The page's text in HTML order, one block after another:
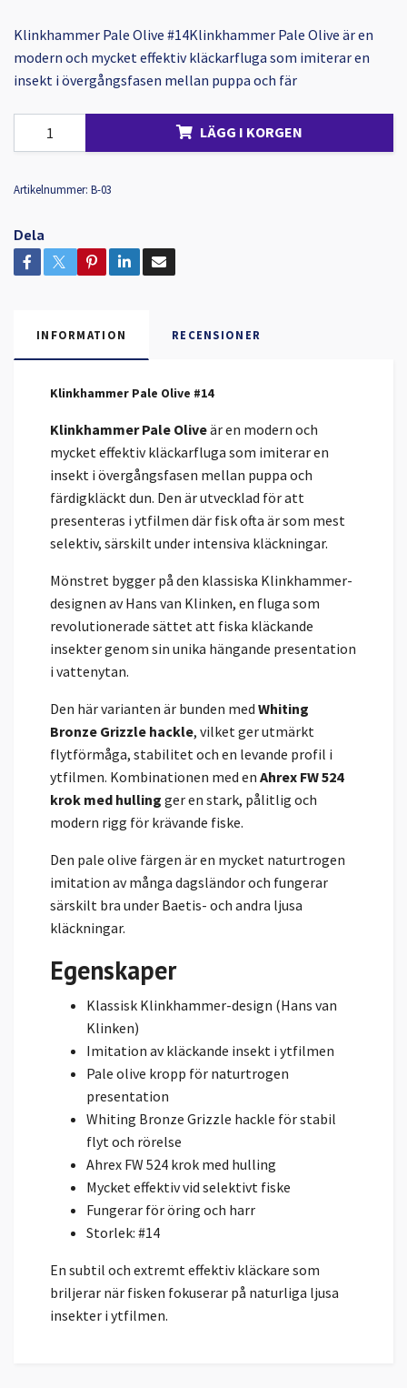
Klinkhammer Pale Olive #14Klinkhammer Pale Olive är en
modern och mycket effektiv kläckarfluga som imiterar en
insekt i övergångsfasen mellan puppa och fär
LÄGG I KORGEN
Artikelnummer: B-03
Dela
INFORMATION RECENSIONER
Klinkhammer Pale Olive #14
Klinkhammer Pale Oliveär en modern och
mycket effektiv kläckarfluga som imiterar en
insekt i övergångsfasen mellan puppa och
färdigkläckt dun. Den är utvecklad för att
presenteras i ytfilmen där fisk ofta är som mest
selektiv, särskilt under intensiva kläckningar.
Mönstret bygger på den klassiska Klinkhammer-
designen av Hans van Klinken, en fluga som
revolutionerade sättet att fiska kläckande
insekter genom sin unika hängande presentation
i vattenytan.
Den här varianten är bunden med Whiting
Bronze Grizzle hackle, vilket ger utmärkt
flytförmåga, stabilitet och en levande profil i
ytfilmen. Kombinationen med en Ahrex FW 524
krok med hulling ger en stark, pålitlig och
modern rigg för krävande fiske.
Den pale olive färgen är en mycket naturtrogen
imitation av många dagsländor och fungerar
särskilt bra under Baetis- och andra ljusa
kläckningar.
Egenskaper
Klassisk Klinkhammer-design (Hans van
Klinken)
Imitation av kläckande insekt i ytfilmen
Pale olive kropp för naturtrogen
presentation
Whiting Bronze Grizzle hackle för stabil
flyt och rörelse
Ahrex FW 524 krok med hulling
Mycket effektiv vid selektivt fiske
Fungerar för öring och harr
Storlek: #14
En subtil och extremt effektiv kläckare som
briljerar när fisken fokuserar på naturliga ljusa
insekter i ytfilmen.